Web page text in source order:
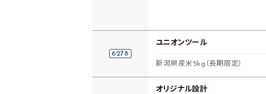
6278
ユニオンツール
新潟県産米5kg（長期限定）
オリジナル設計